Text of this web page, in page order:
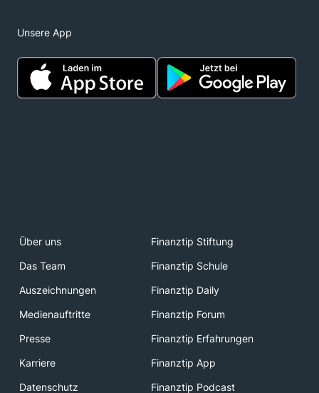
Unsere App
Über uns
Finanztip Stiftung
Das Team
Finanztip Schule
Auszeichnungen
Finanztip Daily
Medienauftritte
Finanztip Forum
Presse
Finanztip Erfahrungen
Karriere
Finanztip App
Datenschutz
Finanztip Podcast